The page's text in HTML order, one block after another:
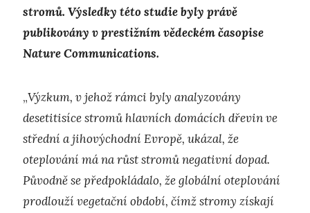
stromů. Výsledky této studie byly právě
publikovány v prestižním vědeckém časopise
Nature Communications.
„Výzkum, v jehož rámci byly analyzovány
desetitisíce stromů hlavních domácích dřevin ve
střední a jihovýchodní Evropě, ukázal, že
oteplování má na růst stromů negativní dopad.
Původně se předpokládalo, že globální oteplování
prodlouží vegetační období, čímž stromy získají